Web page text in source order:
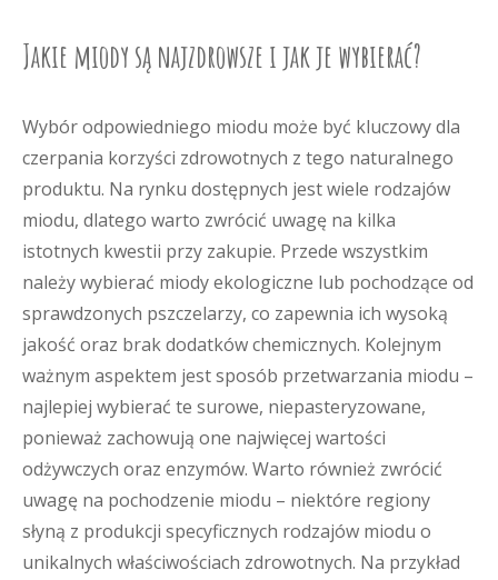
Jakie miody są najzdrowsze i jak je wybierać?
Wybór odpowiedniego miodu może być kluczowy dla
czerpania korzyści zdrowotnych z tego naturalnego
produktu. Na rynku dostępnych jest wiele rodzajów
miodu, dlatego warto zwrócić uwagę na kilka
istotnych kwestii przy zakupie. Przede wszystkim
należy wybierać miody ekologiczne lub pochodzące od
sprawdzonych pszczelarzy, co zapewnia ich wysoką
jakość oraz brak dodatków chemicznych. Kolejnym
ważnym aspektem jest sposób przetwarzania miodu –
najlepiej wybierać te surowe, niepasteryzowane,
ponieważ zachowują one najwięcej wartości
odżywczych oraz enzymów. Warto również zwrócić
uwagę na pochodzenie miodu – niektóre regiony
słyną z produkcji specyficznych rodzajów miodu o
unikalnych właściwościach zdrowotnych. Na przykład